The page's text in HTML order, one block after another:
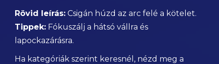
Rövid leírás: Csigán húzd az arc felé a kötelet.
Tippek: Fókuszálj a hátsó vállra és
lapockazárásra.
Ha kategóriák szerint keresnél, nézd meg a